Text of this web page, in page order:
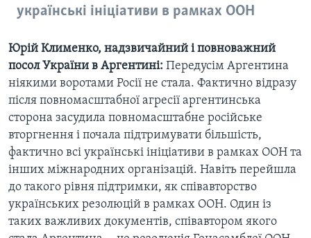
українські ініціативи в рамках ООН
Юрій Клименко, надзвичайний і повноважний
посол України в Аргентині: Передусім Аргентина
ніякими воротами Росії не стала. Фактично відразу
після повномасштабної агресії аргентинська
сторона засудила повномасштабне російське
вторгнення і почала підтримувати більшість,
фактично всі українські ініціативи в рамках ООН та
інших міжнародних організацій. Навіть перейшла
до такого рівня підтримки, як співавторство
українських резолюцій в рамках ООН. Один із
таких важливих документів, співавтором якого